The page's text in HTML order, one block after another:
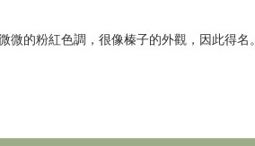
紅色調，很像榛子的外觀，因此得名。